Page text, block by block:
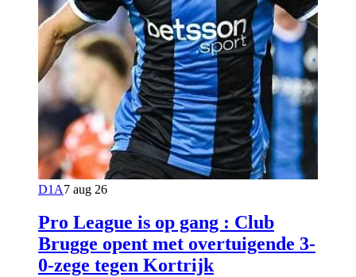
D1A7 aug 26
Pro League is op gang : Club
Brugge opent met overtuigende 3-
0-zege tegen Kortrijk